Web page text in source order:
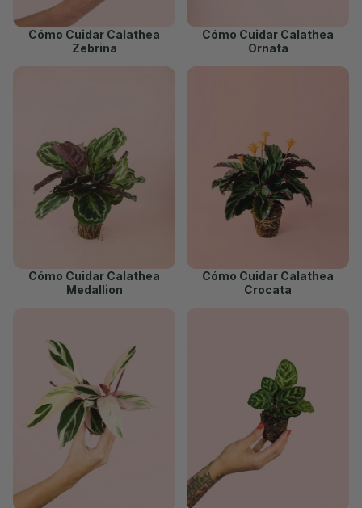
Cómo Cuidar Calathea
Zebrina
Cómo Cuidar Calathea
Ornata
Cómo Cuidar Calathea
Medallion
Cómo Cuidar Calathea
Crocata